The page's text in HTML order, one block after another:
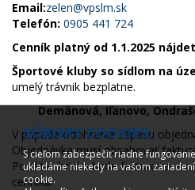
Email:zelen@vpslm.sk
Telefón: 0905 441 724
Cenník platný od 1.1.2025
Športové kluby so sídlom na
umelý trávnik bezplatne.
Demänová, Iľanovo,
V prípade odohrania zápasu
Objednávka musí obsahovať
Použitie ihriska bude fakturované
cenníka.
SÚBORY COOKIES:
S cieľom zabezpečiť riadne
ukladáme niekedy na vašom
cookie.